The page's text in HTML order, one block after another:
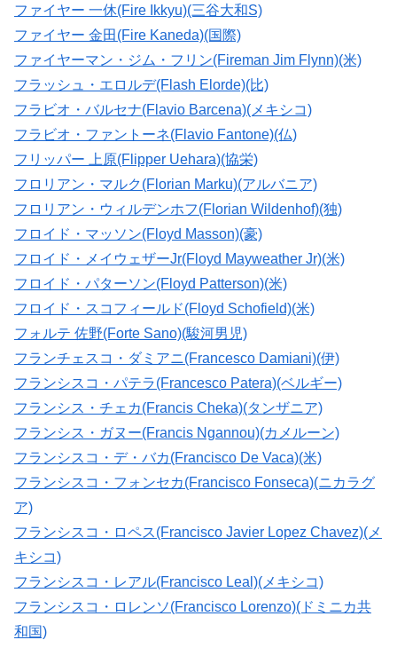
ファイヤー 一休(Fire Ikkyu)(三谷大和S)
ファイヤー 金田(Fire Kaneda)(国際)
ファイヤーマン・ジム・フリン(Fireman Jim Flynn)(米)
フラッシュ・エロルデ(Flash Elorde)(比)
フラビオ・バルセナ(Flavio Barcena)(メキシコ)
フラビオ・ファントーネ(Flavio Fantone)(仏)
フリッパー 上原(Flipper Uehara)(協栄)
フロリアン・マルク(Florian Marku)(アルバニア)
フロリアン・ウィルデンホフ(Florian Wildenhof)(独)
フロイド・マッソン(Floyd Masson)(豪)
フロイド・メイウェザーJr(Floyd Mayweather Jr)(米)
フロイド・パターソン(Floyd Patterson)(米)
フロイド・スコフィールド(Floyd Schofield)(米)
フォルテ 佐野(Forte Sano)(駿河男児)
フランチェスコ・ダミアニ(Francesco Damiani)(伊)
フランシスコ・パテラ(Francesco Patera)(ベルギー)
フランシス・チェカ(Francis Cheka)(タンザニア)
フランシス・ガヌー(Francis Ngannou)(カメルーン)
フランシスコ・デ・バカ(Francisco De Vaca)(米)
フランシスコ・フォンセカ(Francisco Fonseca)(ニカラグ
ア)
フランシスコ・ロペス(Francisco Javier Lopez Chavez)(メ
キシコ)
フランシスコ・レアル(Francisco Leal)(メキシコ)
フランシスコ・ロレンソ(Francisco Lorenzo)(ドミニカ共
和国)